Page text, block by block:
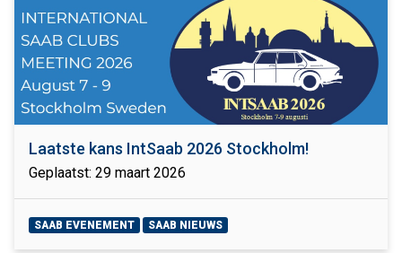
Laatste kans IntSaab 2026 Stockholm!
Geplaatst: 29 maart 2026
SAAB EVENEMENT SAAB NIEUWS